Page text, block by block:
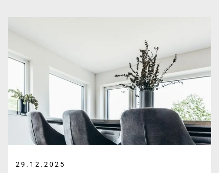
29.12.2025